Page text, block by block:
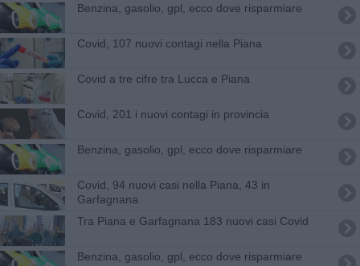
​Benzina, gasolio, gpl, ecco dove risparmiare
Covid, 107 nuovi contagi nella Piana
Covid a tre cifre tra Lucca e Piana
Covid, 201 i nuovi contagi in provincia
​Benzina, gasolio, gpl, ecco dove risparmiare
Covid, 94 nuovi casi nella Piana, 43 in
Garfagnana
Tra Piana e Garfagnana 183 nuovi casi Covid
​Benzina, gasolio, gpl, ecco dove risparmiare